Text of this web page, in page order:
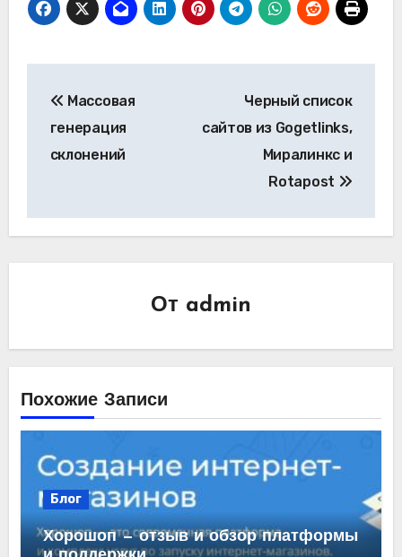
по
записям
Массовая
генерация
склонений
Черный список
сайтов из Gogetlinks,
Миралинкс и
Rotapost
От admin
Похожие Записи
Блог
Хорошоп — отзыв и обзор платформы